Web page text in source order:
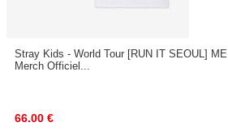
Stray Kids - World Tour [RUN IT SEOUL]
Merch Officiel...
66.00 €